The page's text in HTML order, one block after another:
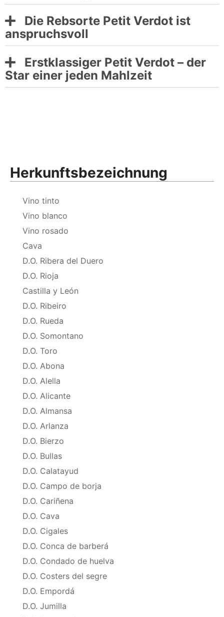
Die Rebsorte Petit Verdot ist
anspruchsvoll
Erstklassiger Petit Verdot – der
Star einer jeden Mahlzeit
Herkunftsbezeichnung
Vino tinto
Vino blanco
Vino rosado
Cava
D.O. Ribera del Duero
D.O. Rioja
Castilla y León
D.O. Ribeiro
D.O. Rueda
D.O. Somontano
D.O. Toro
D.O. Abona
D.O. Alella
D.O. Alicante
D.O. Almansa
D.O. Arlanza
D.O. Bierzo
D.O. Bullas
D.O. Calatayud
D.O. Campo de borja
D.O. Cariñena
D.O. Cava
D.O. Cigales
D.O. Conca de barberá
D.O. Condado de huelva
D.O. Costers del segre
D.O. Empordá
D.O. Jumilla